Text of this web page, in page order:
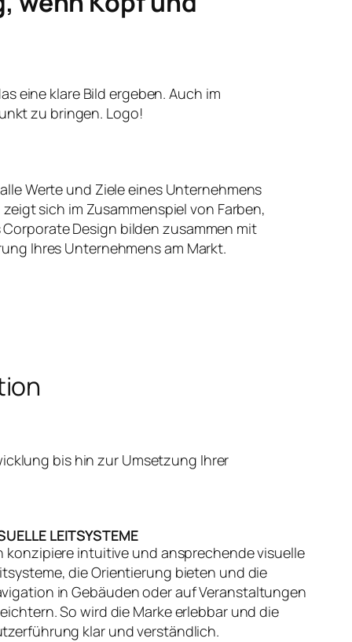
eine klare Bild ergeben. Auch im
zu bringen. Logo!
Werte und Ziele eines Unternehmens
sich im Zusammenspiel von Farben,
Design bilden zusammen mit
Ihres Unternehmens am Markt.
bis hin zur Umsetzung Ihrer
LEITSYSTEME
konzipiere intuitive und ansprechende visuelle
die Orientierung bieten und die
in Gebäuden oder auf Veranstaltungen
So wird die Marke erlebbar und die
klar und verständlich.